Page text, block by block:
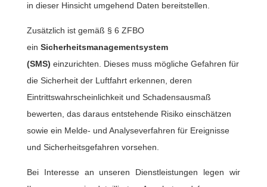
in dieser Hinsicht umgehend Daten bereitstellen.
Zusätzlich ist gemäß § 6 ZFBO
ein Sicherheitsmanagementsystem
(SMS) einzurichten. Dieses muss mögliche Gefahren für
die Sicherheit der Luftfahrt erkennen, deren
Eintrittswahrscheinlichkeit und Schadensausmaß
bewerten, das daraus entstehende Risiko einschätzen
sowie ein Melde- und Analyseverfahren für Ereignisse
und Sicherheitsgefahren vorsehen.
Bei Interesse an unseren Dienstleistungen legen wir